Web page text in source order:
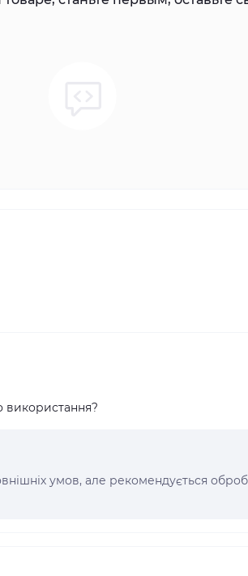
використання?
умов, але рекомендується